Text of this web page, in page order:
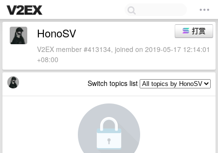
打赏
HonoSV
V2EX member #413134, joined on 2019-05-17 12:14:01
+08:00
Switch topics list